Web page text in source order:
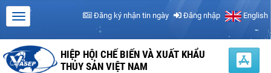
Đăng ký nhận tin ngày Đăng nhập English
HIỆP HỘI CHẾ BIẾN VÀ XUẤT KHẨU
THỦY SẢN VIỆT NAM